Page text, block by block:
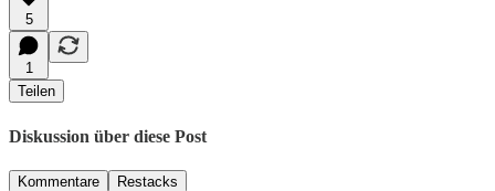
5
1
Teilen
Diskussion über diese Post
Kommentare Restacks